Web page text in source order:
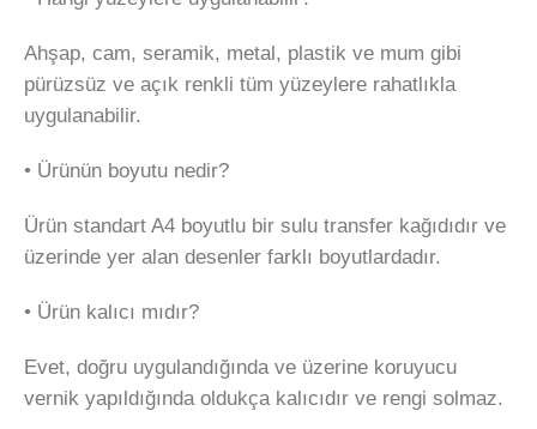
Ahşap, cam, seramik, metal, plastik ve mum gibi
pürüzsüz ve açık renkli tüm yüzeylere rahatlıkla
uygulanabilir.
• Ürünün boyutu nedir?
Ürün standart A4 boyutlu bir sulu transfer kağıdıdır ve
üzerinde yer alan desenler farklı boyutlardadır.
• Ürün kalıcı mıdır?
Evet, doğru uygulandığında ve üzerine koruyucu
vernik yapıldığında oldukça kalıcıdır ve rengi solmaz.